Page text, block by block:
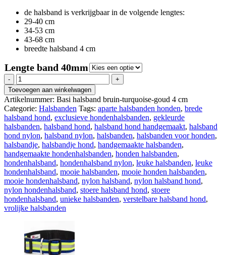
de halsband is verkrijgbaar in de volgende lengtes:
29-40 cm
34-53 cm
43-68 cm
breedte halsband 4 cm
Lengte band 40mm
Regazi
halsband
bruin-
turquoise-
goud
4
cm
aantal
Toevoegen aan winkelwagen
Artikelnummer: Basi halsband bruin-turquoise-goud 4 cm
Categorie: Halsbanden Tags: aparte halsbanden honden, brede
halsband hond, exclusieve hondenhalsbanden, gekleurde
halsbanden, halsband hond, halsband hond handgemaakt, halsband
hond nylon, halsband nylon, halsbanden, halsbanden voor honden,
halsbandje, halsbandje hond, handgemaakte halsbanden,
handgemaakte hondenhalsbanden, honden halsbanden,
hondenhalsband, hondenhalsband nylon, leuke halsbanden, leuke
hondenhalsband, mooie halsbanden, mooie honden halsbanden,
mooie hondenhalsband, nylon halsband, nylon halsband hond,
nylon hondenhalsband, stoere halsband hond, stoere
hondenhalsband, unieke halsbanden, verstelbare halsband hond,
vrolijke halsbanden